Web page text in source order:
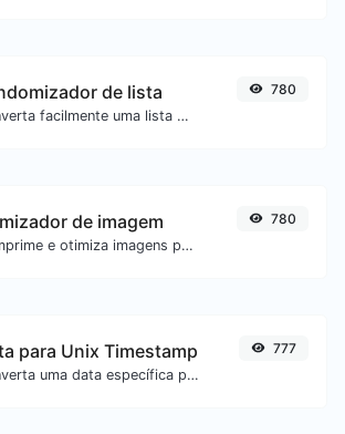
de lista
Converta facilmente uma lista de texto em uma lista aleatória.
780
de imagem
Comprime e otimiza imagens para um tamanho menor mantendo alta qualidade.
780
para Unix Timestamp
Converta uma data específica para o formato unix timestamp.
777